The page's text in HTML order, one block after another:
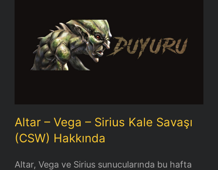
Altar – Vega – Sirius Kale Savaşı (CSW)
Hakkında
Altar – Vega – Sirius Kale Savaşı
(CSW) Hakkında
Altar, Vega ve Sirius sunucularında bu hafta